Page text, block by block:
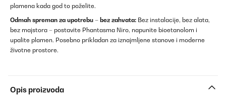
plamena kada god to poželite.
Odmah spreman za upotrebu – bez zahvata: Bez instalacije, bez alata,
bez majstora – postavite Phantasma Niro, napunite bioetanolom i
upalite plamen. Posebno prikladan za iznajmljene stanove i moderne
životne prostore.
Opis proizvoda